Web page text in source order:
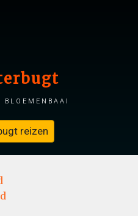
reizen